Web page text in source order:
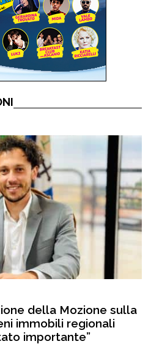
della Mozione sulla
immobili regionali
importante”